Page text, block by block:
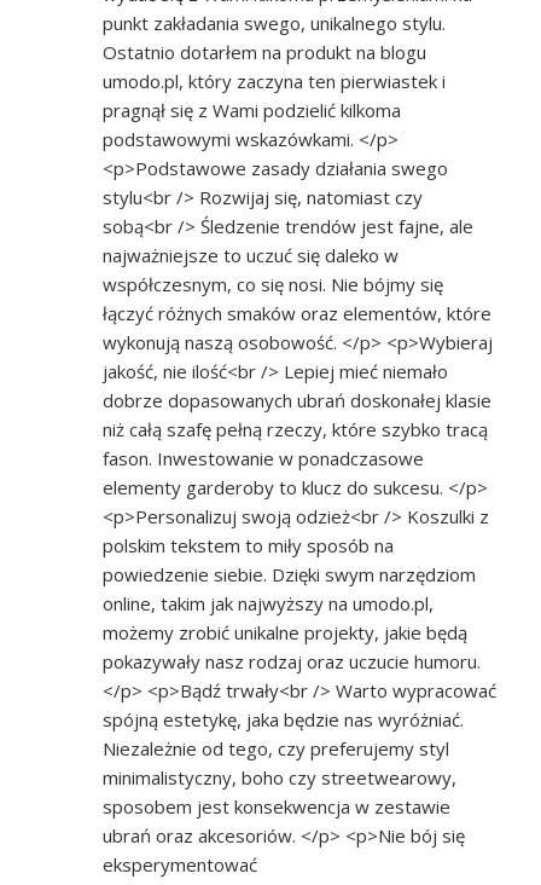
punkt zakładania swego, unikalnego stylu.
Ostatnio dotarłem na produkt na blogu
umodo.pl, który zaczyna ten pierwiastek i
pragnął się z Wami podzielić kilkoma
podstawowymi wskazówkami. </p>
<p>Podstawowe zasady działania swego
stylu<br /> Rozwijaj się, natomiast czy
sobą<br /> Śledzenie trendów jest fajne, ale
najważniejsze to uczuć się daleko w
współczesnym, co się nosi. Nie bójmy się
łączyć różnych smaków oraz elementów, które
wykonują naszą osobowość. </p> <p>Wybieraj
jakość, nie ilość<br /> Lepiej mieć niemało
dobrze dopasowanych ubrań doskonałej klasie
niż całą szafę pełną rzeczy, które szybko tracą
fason. Inwestowanie w ponadczasowe
elementy garderoby to klucz do sukcesu. </p>
<p>Personalizuj swoją odzież<br /> Koszulki z
polskim tekstem to miły sposób na
powiedzenie siebie. Dzięki swym narzędziom
online, takim jak najwyższy na umodo.pl,
możemy zrobić unikalne projekty, jakie będą
pokazywały nasz rodzaj oraz uczucie humoru.
</p> <p>Bądź trwały<br /> Warto wypracować
spójną estetykę, jaka będzie nas wyróżniać.
Niezależnie od tego, czy preferujemy styl
minimalistyczny, boho czy streetwearowy,
sposobem jest konsekwencja w zestawie
ubrań oraz akcesoriów. </p> <p>Nie bój się
eksperymentować